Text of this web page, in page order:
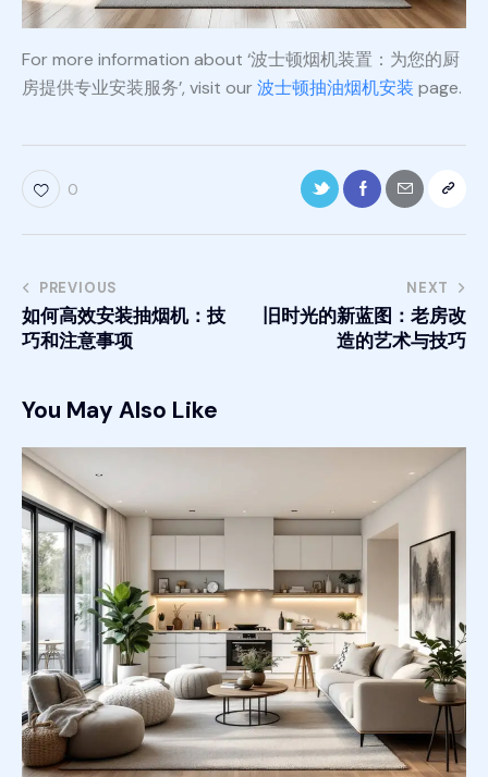
For more information about ‘波士顿烟机装置：为您的厨
房提供专业安装服务’, visit our波士顿抽油烟机安装 page.
0
PREVIOUS
如何高效安装抽烟机：技
巧和注意事项
NEXT
旧时光的新蓝图：老房改
造的艺术与技巧
You May Also Like